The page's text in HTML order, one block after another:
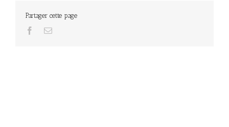
Partager cette page